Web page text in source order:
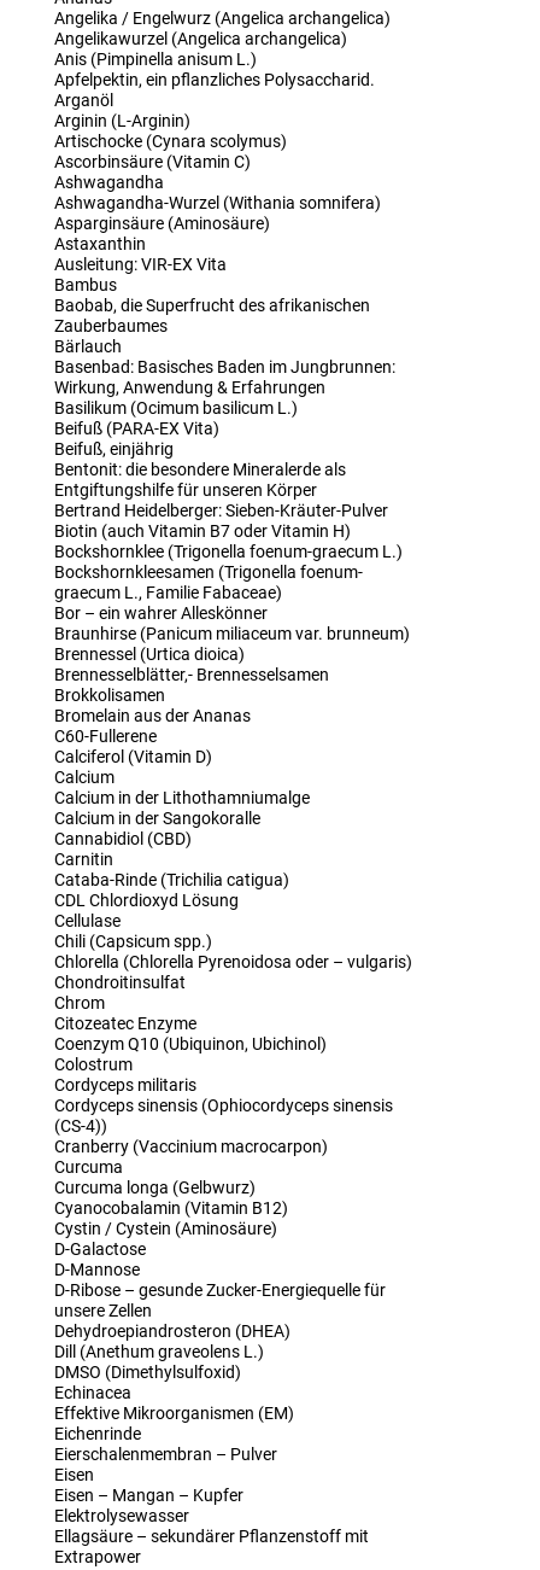
Angelika / Engelwurz (Angelica archangelica)
Angelikawurzel (Angelica archangelica)
Anis (Pimpinella anisum L.)
Apfelpektin, ein pflanzliches Polysaccharid.
Arganöl
Arginin (L-Arginin)
Artischocke (Cynara scolymus)
Ascorbinsäure (Vitamin C)
Ashwagandha
Ashwagandha-Wurzel (Withania somnifera)
Asparginsäure (Aminosäure)
Astaxanthin
Ausleitung: VIR-EX Vita
Bambus
Baobab, die Superfrucht des afrikanischen
Zauberbaumes
Bärlauch
Basenbad: Basisches Baden im Jungbrunnen:
Wirkung, Anwendung & Erfahrungen
Basilikum (Ocimum basilicum L.)
Beifuß (PARA-EX Vita)
Beifuß, einjährig
Bentonit: die besondere Mineralerde als
Entgiftungshilfe für unseren Körper
Bertrand Heidelberger: Sieben-Kräuter-Pulver
Biotin (auch Vitamin B7 oder Vitamin H)
Bockshornklee (Trigonella foenum-graecum L.)
Bockshornkleesamen (Trigonella foenum-
graecum L., Familie Fabaceae)
Bor – ein wahrer Alleskönner
Braunhirse (Panicum miliaceum var. brunneum)
Brennessel (Urtica dioica)
Brennesselblätter,- Brennesselsamen
Brokkolisamen
Bromelain aus der Ananas
C60-Fullerene
Calciferol (Vitamin D)
Calcium
Calcium in der Lithothamniumalge
Calcium in der Sangokoralle
Cannabidiol (CBD)
Carnitin
Cataba-Rinde (Trichilia catigua)
CDL Chlordioxyd Lösung
Cellulase
Chili (Capsicum spp.)
Chlorella (Chlorella Pyrenoidosa oder – vulgaris)
Chondroitinsulfat
Chrom
Citozeatec Enzyme
Coenzym Q10 (Ubiquinon, Ubichinol)
Colostrum
Cordyceps militaris
Cordyceps sinensis (Ophiocordyceps sinensis
(CS-4))
Cranberry (Vaccinium macrocarpon)
Curcuma
Curcuma longa (Gelbwurz)
Cyanocobalamin (Vitamin B12)
Cystin / Cystein (Aminosäure)
D-Galactose
D-Mannose
D-Ribose – gesunde Zucker-Energiequelle für
unsere Zellen
Dehydroepiandrosteron (DHEA)
Dill (Anethum graveolens L.)
DMSO (Dimethylsulfoxid)
Echinacea
Effektive Mikroorganismen (EM)
Eichenrinde
Eierschalenmembran – Pulver
Eisen
Eisen – Mangan – Kupfer
Elektrolysewasser
Ellagsäure – sekundärer Pflanzenstoff mit
Extrapower